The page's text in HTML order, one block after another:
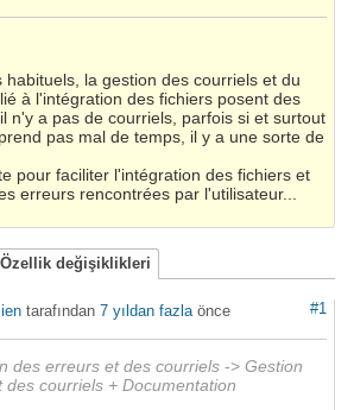
habituels, la gestion des courriels et du
à l'intégration des fichiers posent des
n'y a pas de courriels, parfois si et surtout
pas mal de temps, il y a une sorte de
pour faciliter l'intégration des fichiers et
erreurs rencontrées par l'utilisateur...
Özellik değişiklikleri
#1
tarafından 7 yıldan fazla önce
des erreurs et des courriels -> Gestion
des courriels + Documentation